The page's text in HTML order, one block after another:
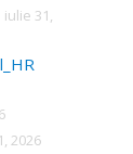
iulie 31,
2026